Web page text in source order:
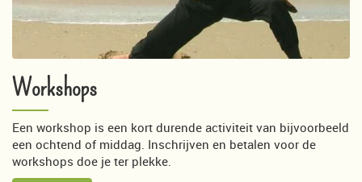
Workshops
Een workshop is een kort durende activiteit van bijvoorbeeld
een ochtend of middag. Inschrijven en betalen voor de
workshops doe je ter plekke.